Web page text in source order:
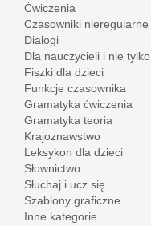
Ćwiczenia
Czasowniki nieregularne
Dialogi
Dla nauczycieli i nie tylko
Fiszki dla dzieci
Funkcje czasownika
Gramatyka ćwiczenia
Gramatyka teoria
Krajoznawstwo
Leksykon dla dzieci
Słownictwo
Słuchaj i ucz się
Szablony graficzne
Inne kategorie